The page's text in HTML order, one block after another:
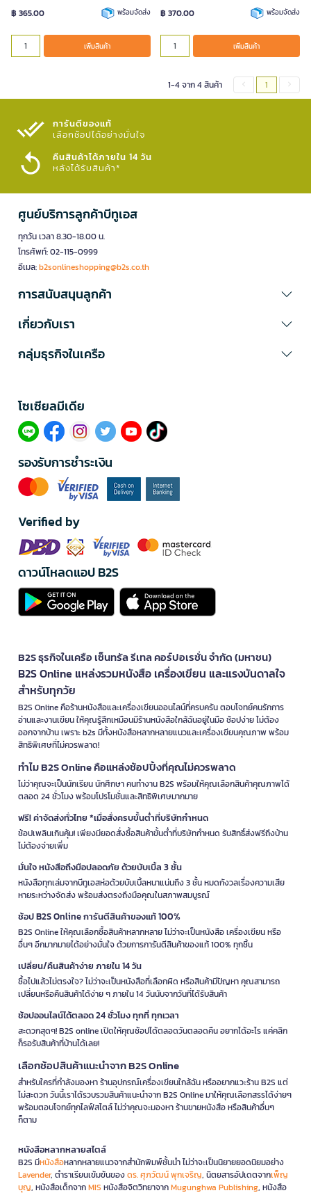
฿ 365.00 พร้อมจัดส่ง
เพิ่มสินค้า
฿ 370.00 พร้อมจัดส่ง
เพิ่มสินค้า
1-4 จาก 4 สินค้า 1
การันตีของแท้
เลือกช้อปได้อย่างมั่นใจ​
คืนสินค้าได้ภายใน 14 วัน
หลังได้รับสินค้า*
ศูนย์บริการลูกค้าบีทูเอส
ทุกวัน เวลา 8.30-18.00 น.
โทรศัพท์: 02-115-0999
อีเมล:b2sonlineshopping@b2s.co.th
การสนับสนุนลูกค้า
เกี่ยวกับเรา
กลุ่มธุรกิจในเครือ
โซเซียลมีเดีย​
รองรับการชำระเงิน
Verified by
ดาวน์โหลดแอป B2S
B2S ธุรกิจในเครือ เซ็นทรัล รีเทล คอร์ปอเรชั่น จำกัด (มหาชน)
B2S Online แหล่งรวมหนังสือ เครื่องเขียน และแรงบันดาลใจ
สำหรับทุกวัย
B2S Online คือร้านหนังสือและเครื่องเขียนออนไลน์ที่ครบครัน ตอบโจทย์คนรักการ
อ่านและงานเขียน ให้คุณรู้สึกเหมือนมีร้านหนังสือใกล้ฉันอยู่ในมือ ช้อปง่าย ไม่ต้อง
ออกจากบ้าน เพราะ b2s มีทั้งหนังสือหลากหลายแนวและเครื่องเขียนคุณภาพ พร้อม
สิทธิพิเศษที่ไม่ควรพลาด!
ทำไม B2S Online คือแหล่งช้อปปิ้งที่คุณไม่ควรพลาด
ไม่ว่าคุณจะเป็นนักเรียน นักศึกษา คนทำงาน B2S พร้อมให้คุณเลือกสินค้าคุณภาพได้
ตลอด 24 ชั่วโมง พร้อมโปรโมชั่นและสิทธิพิเศษมากมาย
ฟรี! ค่าจัดส่งทั่วไทย *เมื่อสั่งครบขั้นต่ำที่บริษัทกำหนด
ช้อปเพลินเกินคุ้ม! เพียงมียอดสั่งซื้อสินค้าขั้นต่ำที่บริษัทกำหนด รับสิทธิ์ส่งฟรีถึงบ้าน
ไม่ต้องจ่ายเพิ่ม
มั่นใจ หนังสือถึงมือปลอดภัย ด้วยบับเบิ้ล 3 ชั้น
หนังสือทุกเล่มจากบีทูเอสห่อด้วยบับเบิ้ลหนาแน่นถึง 3 ชั้น หมดกังวลเรื่องความเสีย
หายระหว่างจัดส่ง พร้อมส่งตรงถึงมือคุณในสภาพสมบูรณ์
ช้อป B2S Online การันตีสินค้าของแท้ 100%
B2S Online ให้คุณเลือกซื้อสินค้าหลากหลาย ไม่ว่าจะเป็นหนังสือ เครื่องเขียน หรือ
อื่นๆ อีกมากมายได้อย่างมั่นใจ ด้วยการการันตีสินค้าของแท้ 100% ทุกชิ้น
เปลี่ยน/คืนสินค้าง่าย ภายใน 14 วัน
ซื้อไปแล้วไม่ตรงใจ? ไม่ว่าจะเป็นหนังสือที่เลือกผิด หรือสินค้ามีปัญหา คุณสามารถ
เปลี่ยนหรือคืนสินค้าได้ง่าย ๆ ภายใน 14 วันนับจากวันที่ได้รับสินค้า
ช้อปออนไลน์ได้ตลอด 24 ชั่วโมง ทุกที่ ทุกเวลา
สะดวกสุดๆ! B2S online เปิดให้คุณช้อปได้ตลอดวันตลอดคืน อยากได้อะไร แค่คลิก
ก็รอรับสินค้าที่บ้านได้เลย!
เลือกช้อปสินค้าแนะนำจาก B2S Online
สำหรับใครที่กำลังมองหา ร้านอุปกรณ์เครื่องเขียนใกล้ฉัน หรืออยากแวะร้าน B2S แต่
ไม่สะดวก วันนี้เราได้รวบรวมสินค้าแนะนำจาก B2S Online มาให้คุณเลือกสรรได้ง่ายๆ
พร้อมตอบโจทย์ทุกไลฟ์สไตล์ ไม่ว่าคุณจะมองหา ร้านขายหนังสือ หรือสินค้าอื่นๆ
ก็ตาม
หนังสือหลากหลายสไตล์
B2S มีหนังสือหลากหลายแนวจากสำนักพิมพ์ชั้นนำ ไม่ว่าจะเป็นนิยายยอดนิยมอย่าง
Lavender, ตำราเรียนเข้มข้นของดร. ศุภวัฒน์ พุกเจริญ, นิตยสารอัปเดตจากเพ็ญ
บุญ, หนังสือเด็กจากMIS หนังสือจิตวิทยาจากMugunghwa Publishing, หนังสือ